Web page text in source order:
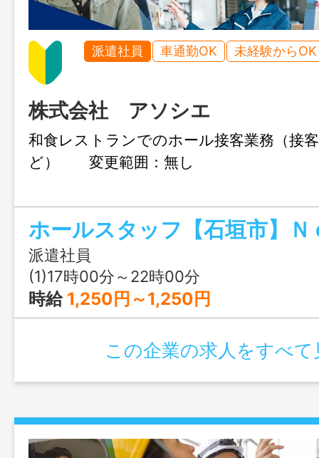
派遣社員 車通勤OK 未経験からOK
株式会社 アソシエ
和食レストランでのホール接客業務（接
ど） 変更範囲：無し
派遣社員
(1)17時00分～22時00分
時給 1,250円～1,250円
この企業の求人をすべて